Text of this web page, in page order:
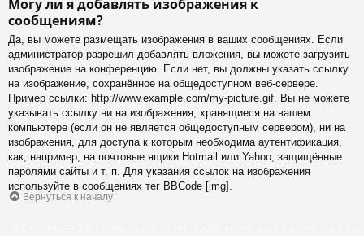
Могу ли я добавлять изображения к
сообщениям?
Да, вы можете размещать изображения в ваших сообщениях. Если
администратор разрешил добавлять вложения, вы можете загрузить
изображение на конференцию. Если нет, вы должны указать ссылку
на изображение, сохранённое на общедоступном веб-сервере.
Пример ссылки: http://www.example.com/my-picture.gif. Вы не можете
указывать ссылку ни на изображения, хранящиеся на вашем
компьютере (если он не является общедоступным сервером), ни на
изображения, для доступа к которым необходима аутентификация,
как, например, на почтовые ящики Hotmail или Yahoo, защищённые
паролями сайты и т. п. Для указания ссылок на изображения
используйте в сообщениях тег BBCode [img].
Вернуться к началу